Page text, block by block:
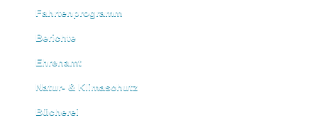
Fahrtenprogramm
Berichte
Ehrenamt
Natur- & Klimaschutz
Bücherei